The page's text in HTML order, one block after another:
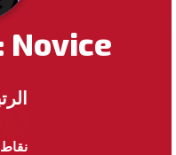
Novice
الرتبة
نقاط : 1000